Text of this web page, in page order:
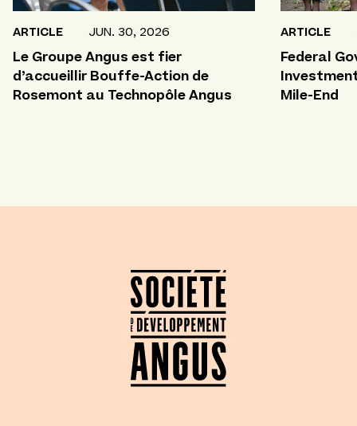
ARTICLE JUN. 30, 2026
Le Groupe Angus est fier
d’accueillir Bouffe-Action de
Rosemont au Technopôle Angus
ARTICLE
Federal
Mile-End